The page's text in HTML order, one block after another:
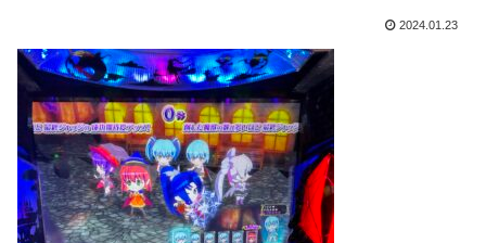
2024.01.23